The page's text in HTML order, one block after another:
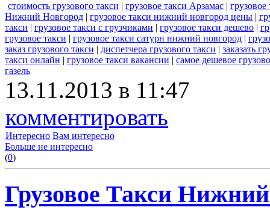
стоимость грузового такси | грузовое такси Арзамас |
Нижний Новгород | грузовое такси нижний новгород цены |
такси | грузовое такси с грузчиками | грузовое такси дешево |
грузовое такси | грузовое такси сатурн нижний новгород |
заказ грузового такси | диспетчера грузового такси | заказать
такси онлайн | грузовое такси вакансии | самое дешевое
газель
13.11.2013 в 11:47
комментировать
Интересно Вам интересно
Больше не интересно
(0)
Грузовое Такси